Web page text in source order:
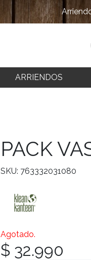
ARRIENDOS
PACK
SKU: 763332031080
Agotado.
$ 32.990